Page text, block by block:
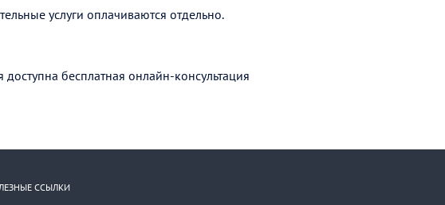
услуги оплачиваются отдельно.
бесплатная онлайн-консультация
ССЫЛКИ